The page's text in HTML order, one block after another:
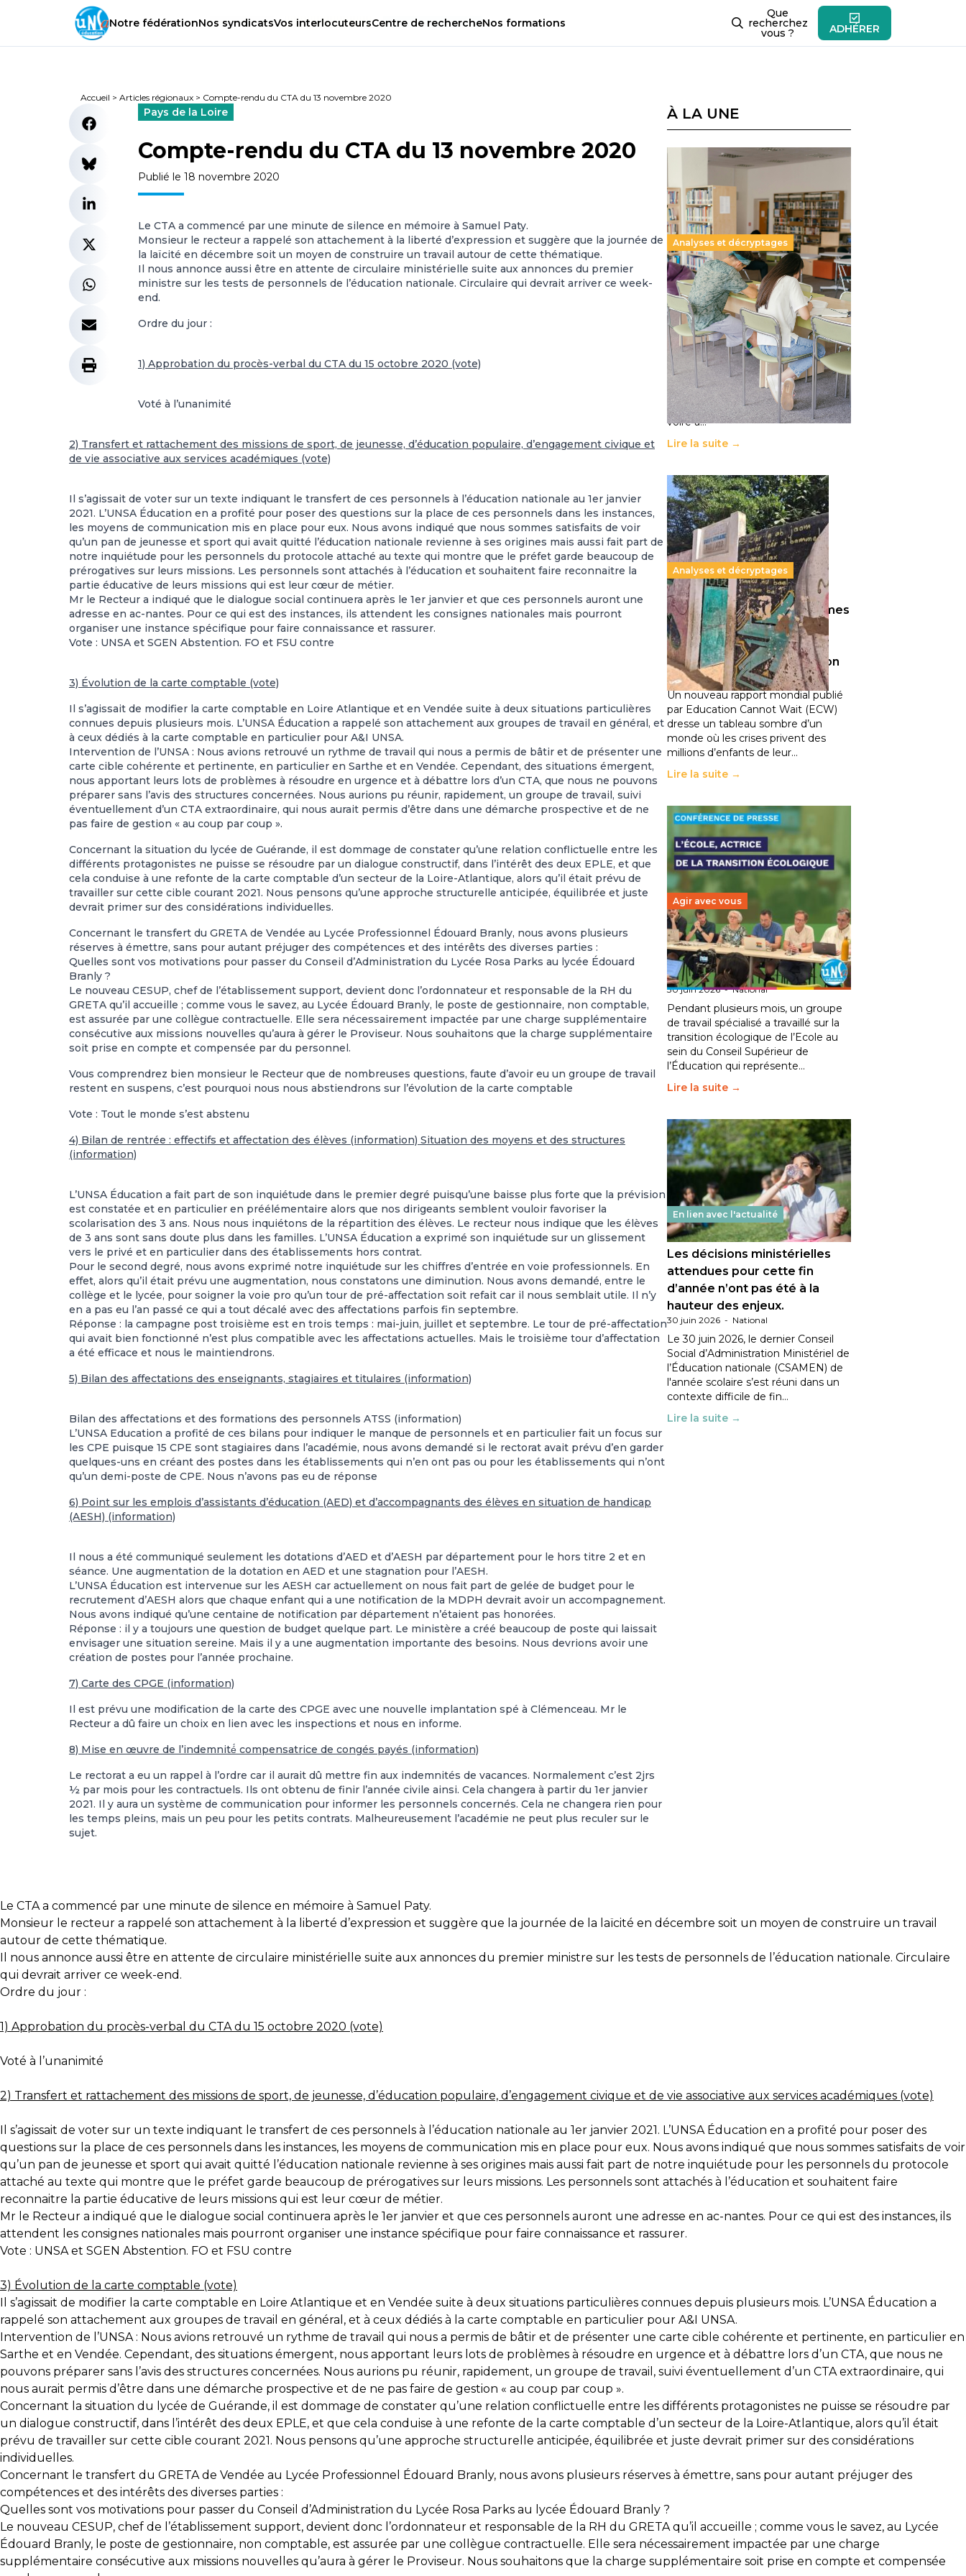
Notre fédérationNos syndicatsVos interlocuteursCentre de rechercheNos formations
Que
recherchez
vous ? ADHÉRER
Accueil > Articles régionaux > Compte-rendu du CTA du 13 novembre 2020
Pays de la Loire
Compte-rendu du CTA du 13 novembre 2020
Publié le 18 novembre 2020
Le CTA a commencé par une minute de silence en mémoire à Samuel Paty.
Monsieur le recteur a rappelé son attachement à la liberté d’expression et suggère que la journée de
la laïcité en décembre soit un moyen de construire un travail autour de cette thématique.
Il nous annonce aussi être en attente de circulaire ministérielle suite aux annonces du premier
ministre sur les tests de personnels de l’éducation nationale. Circulaire qui devrait arriver ce week-
end.
Ordre du jour :
1) Approbation du procès-verbal du CTA du 15 octobre 2020 (vote)
Voté à l’unanimité
2) Transfert et rattachement des missions de sport, de jeunesse, d’éducation populaire, d’engagement civique et
de vie associative aux services académiques (vote)
Il s’agissait de voter sur un texte indiquant le transfert de ces personnels à l’éducation nationale au 1er janvier
2021. L’UNSA Éducation en a profité pour poser des questions sur la place de ces personnels dans les instances,
les moyens de communication mis en place pour eux. Nous avons indiqué que nous sommes satisfaits de voir
qu’un pan de jeunesse et sport qui avait quitté l’éducation nationale revienne à ses origines mais aussi fait part de
notre inquiétude pour les personnels du protocole attaché au texte qui montre que le préfet garde beaucoup de
prérogatives sur leurs missions. Les personnels sont attachés à l’éducation et souhaitent faire reconnaitre la
partie éducative de leurs missions qui est leur cœur de métier.
Mr le Recteur a indiqué que le dialogue social continuera après le 1er janvier et que ces personnels auront une
adresse en ac-nantes. Pour ce qui est des instances, ils attendent les consignes nationales mais pourront
organiser une instance spécifique pour faire connaissance et rassurer.
Vote : UNSA et SGEN Abstention. FO et FSU contre
3) Évolution de la carte comptable (vote)
Il s’agissait de modifier la carte comptable en Loire Atlantique et en Vendée suite à deux situations particulières
connues depuis plusieurs mois. L’UNSA Éducation a rappelé son attachement aux groupes de travail en général, et
à ceux dédiés à la carte comptable en particulier pour A&I UNSA.
Intervention de l’UNSA : Nous avions retrouvé un rythme de travail qui nous a permis de bâtir et de présenter une
carte cible cohérente et pertinente, en particulier en Sarthe et en Vendée. Cependant, des situations émergent,
nous apportant leurs lots de problèmes à résoudre en urgence et à débattre lors d’un CTA, que nous ne pouvons
préparer sans l’avis des structures concernées. Nous aurions pu réunir, rapidement, un groupe de travail, suivi
éventuellement d’un CTA extraordinaire, qui nous aurait permis d’être dans une démarche prospective et de ne
pas faire de gestion « au coup par coup ».
Concernant la situation du lycée de Guérande, il est dommage de constater qu’une relation conflictuelle entre les
différents protagonistes ne puisse se résoudre par un dialogue constructif, dans l’intérêt des deux EPLE, et que
cela conduise à une refonte de la carte comptable d’un secteur de la Loire-Atlantique, alors qu’il était prévu de
travailler sur cette cible courant 2021. Nous pensons qu’une approche structurelle anticipée, équilibrée et juste
devrait primer sur des considérations individuelles.
Concernant le transfert du GRETA de Vendée au Lycée Professionnel Édouard Branly, nous avons plusieurs
réserves à émettre, sans pour autant préjuger des compétences et des intérêts des diverses parties :
Quelles sont vos motivations pour passer du Conseil d’Administration du Lycée Rosa Parks au lycée Édouard
Branly ?
Le nouveau CESUP, chef de l’établissement support, devient donc l’ordonnateur et responsable de la RH du
GRETA qu’il accueille ; comme vous le savez, au Lycée Édouard Branly, le poste de gestionnaire, non comptable,
est assurée par une collègue contractuelle. Elle sera nécessairement impactée par une charge supplémentaire
consécutive aux missions nouvelles qu’aura à gérer le Proviseur. Nous souhaitons que la charge supplémentaire
soit prise en compte et compensée par du personnel.
Vous comprendrez bien monsieur le Recteur que de nombreuses questions, faute d’avoir eu un groupe de travail
restent en suspens, c’est pourquoi nous nous abstiendrons sur l’évolution de la carte comptable
Vote : Tout le monde s’est abstenu
4) Bilan de rentrée : effectifs et affectation des élèves (information) Situation des moyens et des structures
(information)
L’UNSA Éducation a fait part de son inquiétude dans le premier degré puisqu’une baisse plus forte que la prévision
est constatée et en particulier en préélémentaire alors que nos dirigeants semblent vouloir favoriser la
scolarisation des 3 ans. Nous nous inquiétons de la répartition des élèves. Le recteur nous indique que les élèves
de 3 ans sont sans doute plus dans les familles. L’UNSA Éducation a exprimé son inquiétude sur un glissement
vers le privé et en particulier dans des établissements hors contrat.
Pour le second degré, nous avons exprimé notre inquiétude sur les chiffres d’entrée en voie professionnels. En
effet, alors qu’il était prévu une augmentation, nous constatons une diminution. Nous avons demandé, entre le
collège et le lycée, pour soigner la voie pro qu’un tour de pré-affectation soit refait car il nous semblait utile. Il n’y
en a pas eu l’an passé ce qui a tout décalé avec des affectations parfois fin septembre.
Réponse : la campagne post troisième est en trois temps : mai-juin, juillet et septembre. Le tour de pré-affectation
qui avait bien fonctionné n’est plus compatible avec les affectations actuelles. Mais le troisième tour d’affectation
a été efficace et nous le maintiendrons.
5) Bilan des affectations des enseignants, stagiaires et titulaires (information)
Bilan des affectations et des formations des personnels ATSS (information)
L’UNSA Education a profité de ces bilans pour indiquer le manque de personnels et en particulier fait un focus sur
les CPE puisque 15 CPE sont stagiaires dans l’académie, nous avons demandé si le rectorat avait prévu d’en garder
quelques-uns en créant des postes dans les établissements qui n’en ont pas ou pour les établissements qui n’ont
qu’un demi-poste de CPE. Nous n’avons pas eu de réponse
6) Point sur les emplois d’assistants d’éducation (AED) et d’accompagnants des élèves en situation de handicap
(AESH) (information)
Il nous a été communiqué seulement les dotations d’AED et d’AESH par département pour le hors titre 2 et en
séance. Une augmentation de la dotation en AED et une stagnation pour l’AESH.
L’UNSA Éducation est intervenue sur les AESH car actuellement on nous fait part de gelée de budget pour le
recrutement d’AESH alors que chaque enfant qui a une notification de la MDPH devrait avoir un accompagnement.
Nous avons indiqué qu’une centaine de notification par département n’étaient pas honorées.
Réponse : il y a toujours une question de budget quelque part. Le ministère a créé beaucoup de poste qui laissait
envisager une situation sereine. Mais il y a une augmentation importante des besoins. Nous devrions avoir une
création de postes pour l’année prochaine.
7) Carte des CPGE (information)
Il est prévu une modification de la carte des CPGE avec une nouvelle implantation spé à Clémenceau. Mr le
Recteur a dû faire un choix en lien avec les inspections et nous en informe.
8) Mise en œuvre de l’indemnité́ compensatrice de congés payés (information)
Le rectorat a eu un rappel à l’ordre car il aurait dû mettre fin aux indemnités de vacances. Normalement c’est 2jrs
½ par mois pour les contractuels. Ils ont obtenu de finir l’année civile ainsi. Cela changera à partir du 1er janvier
2021. Il y aura un système de communication pour informer les personnels concernés. Cela ne changera rien pour
les temps pleins, mais un peu pour les petits contrats. Malheureusement l’académie ne peut plus reculer sur le
sujet.
À LA UNE
Analyses et décryptages
Supérieur privé : une dérive
qui met à mal la promesse
républicaine
11 juillet 2026- National
Le projet de loi sur la régulation de
l’enseignement supérieur privé met
en lumière l’amplification d’un
système qui relègue l’acte
pédagogique au superfétatoire,
voire à…
Lire la suite →
Analyses et décryptages
258 millions d’enfants victimes
de la guerre, des chocs
climatiques et des
déplacements de population
11 juillet 2026 -National
Un nouveau rapport mondial publié
par Education Cannot Wait (ECW)
dresse un tableau sombre d’un
monde où les crises privent des
millions d’enfants de leur…
Lire la suite →
Agir avec vous
Transition écologique de
l’éducation : l’UNSA Éducation
fait bouger les lignes
30 juin 2026-National
Pendant plusieurs mois, un groupe
de travail spécialisé a travaillé sur la
transition écologique de l’Ecole au
sein du Conseil Supérieur de
l’Éducation qui représente…
Lire la suite →
En lien avec l'actualité
Les décisions ministérielles
attendues pour cette fin
d’année n’ont pas été à la
hauteur des enjeux.
30 juin 2026 - National
Le 30 juin 2026, le dernier Conseil
Social d’Administration Ministériel de
l’Éducation nationale (CSAMEN) de
l'année scolaire s’est réuni dans un
contexte difficile de fin…
Lire la suite →
Le CTA a commencé par une minute de silence en mémoire à Samuel Paty.
Monsieur le recteur a rappelé son attachement à la liberté d’expression et suggère que la journée de la laïcité en décembre soit un moyen de construire un travail
autour de cette thématique.
Il nous annonce aussi être en attente de circulaire ministérielle suite aux annonces du premier ministre sur les tests de personnels de l’éducation nationale. Circulaire
qui devrait arriver ce week-end.
Ordre du jour :
1) Approbation du procès-verbal du CTA du 15 octobre 2020 (vote)
Voté à l’unanimité
2) Transfert et rattachement des missions de sport, de jeunesse, d’éducation populaire, d’engagement civique et de vie associative aux services académiques (vote)
Il s’agissait de voter sur un texte indiquant le transfert de ces personnels à l’éducation nationale au 1er janvier 2021. L’UNSA Éducation en a profité pour poser des
questions sur la place de ces personnels dans les instances, les moyens de communication mis en place pour eux. Nous avons indiqué que nous sommes satisfaits de voir
qu’un pan de jeunesse et sport qui avait quitté l’éducation nationale revienne à ses origines mais aussi fait part de notre inquiétude pour les personnels du protocole
attaché au texte qui montre que le préfet garde beaucoup de prérogatives sur leurs missions. Les personnels sont attachés à l’éducation et souhaitent faire
reconnaitre la partie éducative de leurs missions qui est leur cœur de métier.
Mr le Recteur a indiqué que le dialogue social continuera après le 1er janvier et que ces personnels auront une adresse en ac-nantes. Pour ce qui est des instances, ils
attendent les consignes nationales mais pourront organiser une instance spécifique pour faire connaissance et rassurer.
Vote : UNSA et SGEN Abstention. FO et FSU contre
3) Évolution de la carte comptable (vote)
Il s’agissait de modifier la carte comptable en Loire Atlantique et en Vendée suite à deux situations particulières connues depuis plusieurs mois. L’UNSA Éducation a
rappelé son attachement aux groupes de travail en général, et à ceux dédiés à la carte comptable en particulier pour A&I UNSA.
Intervention de l’UNSA : Nous avions retrouvé un rythme de travail qui nous a permis de bâtir et de présenter une carte cible cohérente et pertinente, en particulier en
Sarthe et en Vendée. Cependant, des situations émergent, nous apportant leurs lots de problèmes à résoudre en urgence et à débattre lors d’un CTA, que nous ne
pouvons préparer sans l’avis des structures concernées. Nous aurions pu réunir, rapidement, un groupe de travail, suivi éventuellement d’un CTA extraordinaire, qui
nous aurait permis d’être dans une démarche prospective et de ne pas faire de gestion « au coup par coup ».
Concernant la situation du lycée de Guérande, il est dommage de constater qu’une relation conflictuelle entre les différents protagonistes ne puisse se résoudre par
un dialogue constructif, dans l’intérêt des deux EPLE, et que cela conduise à une refonte de la carte comptable d’un secteur de la Loire-Atlantique, alors qu’il était
prévu de travailler sur cette cible courant 2021. Nous pensons qu’une approche structurelle anticipée, équilibrée et juste devrait primer sur des considérations
individuelles.
Concernant le transfert du GRETA de Vendée au Lycée Professionnel Édouard Branly, nous avons plusieurs réserves à émettre, sans pour autant préjuger des
compétences et des intérêts des diverses parties :
Quelles sont vos motivations pour passer du Conseil d’Administration du Lycée Rosa Parks au lycée Édouard Branly ?
Le nouveau CESUP, chef de l’établissement support, devient donc l’ordonnateur et responsable de la RH du GRETA qu’il accueille ; comme vous le savez, au Lycée
Édouard Branly, le poste de gestionnaire, non comptable, est assurée par une collègue contractuelle. Elle sera nécessairement impactée par une charge
supplémentaire consécutive aux missions nouvelles qu’aura à gérer le Proviseur. Nous souhaitons que la charge supplémentaire soit prise en compte et compensée